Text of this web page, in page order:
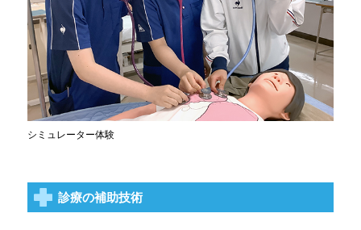
シミュレーター体験
診療の補助技術